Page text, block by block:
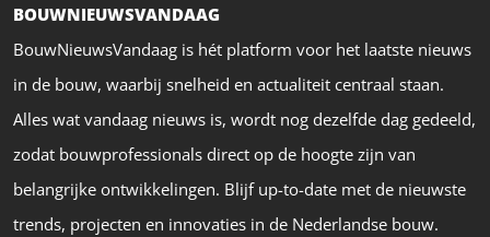
BOUWNIEUWSVANDAAG
BouwNieuwsVandaag is hét platform voor het laatste nieuws
in de bouw, waarbij snelheid en actualiteit centraal staan.
Alles wat vandaag nieuws is, wordt nog dezelfde dag gedeeld,
zodat bouwprofessionals direct op de hoogte zijn van
belangrijke ontwikkelingen. Blijf up-to-date met de nieuwste
trends, projecten en innovaties in de Nederlandse bouw.